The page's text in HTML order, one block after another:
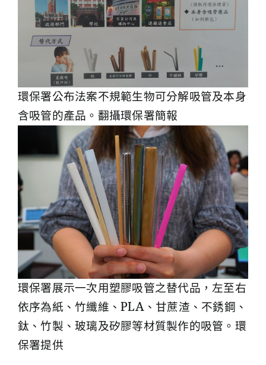
環保署公布法案不規範生物可分解吸管及本身
含吸管的產品。翻攝環保署簡報
環保署展示一次用塑膠吸管之替代品，左至右
依序為紙、竹纖維、PLA、甘蔗渣、不銹鋼、
鈦、竹製、玻璃及矽膠等材質製作的吸管。環
保署提供